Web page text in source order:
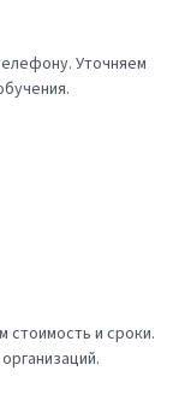
Уточняем
и сроки.